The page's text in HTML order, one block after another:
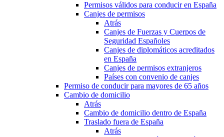
Permisos válidos para conducir en España
Canjes de permisos
Atrás
Canjes de Fuerzas y Cuerpos de
Seguridad Españoles
Canjes de diplomáticos acreditados
en España
Canjes de permisos extranjeros
Países con convenio de canjes
Permiso de conducir para mayores de 65 años
Cambio de domicilio
Atrás
Cambio de domicilio dentro de España
Traslado fuera de España
Atrás